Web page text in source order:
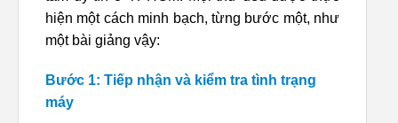
hiện một cách minh bạch, từng bước một, như
một bài giảng vậy:
Bước 1: Tiếp nhận và kiểm tra tình trạng
máy